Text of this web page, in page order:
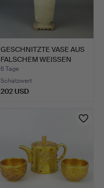
GESCHNITZTE VASE AUS
FALSCHEM WEISSEN
JADE.
6 Tage
Schätzwert
202 USD